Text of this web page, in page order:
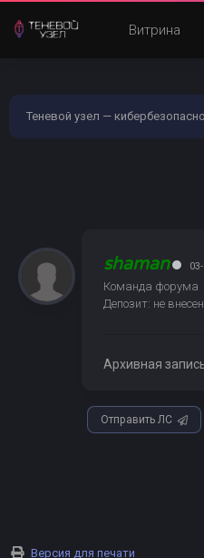
Витрина
Теневой узел —
shaman
Команда форума
Депозит: не внесен
Архивная
Отправить ЛС
Версия для печати